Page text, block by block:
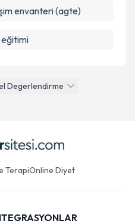
Degerlendirme
envanteri (agte)
TerapiOnline Diyet